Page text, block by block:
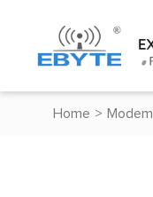
Home > Modem